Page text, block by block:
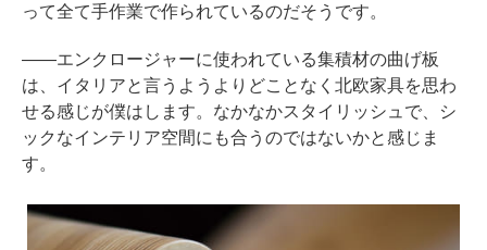
って全て手作業で作られているのだそうです。
――エンクロージャーに使われている集積材の曲げ板
は、イタリアと言うようよりどことなく北欧家具を思わ
せる感じが僕はします。なかなかスタイリッシュで、シ
ックなインテリア空間にも合うのではないかと感じま
す。